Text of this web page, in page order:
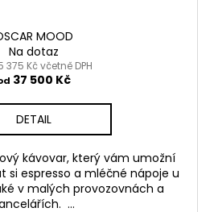
MOOD
Na dotaz
375 Kč včetně DPH
37 500 Kč
DETAIL
kávovar, který vám umožní
si espresso a mléčné nápoje u
v malých provozovnách a
...